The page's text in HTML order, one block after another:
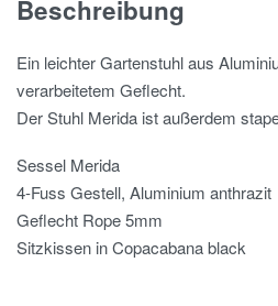
Beschreibung
Ein leichter Gartenstuhl aus
verarbeitetem Geflecht.
Der Stuhl Merida ist außerdem
Sessel Merida
4-Fuss Gestell, Aluminium anthrazit
Geflecht Rope 5mm
Sitzkissen in Copacabana black